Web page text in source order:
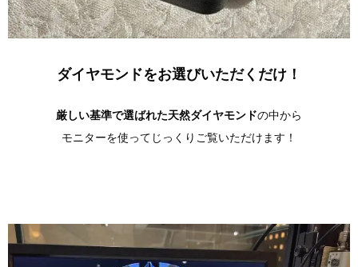
ダイヤモンドをお選びいただくだけ！
厳しい基準で選ばれた天然ダイヤモンドの中から
モニターを使ってじっくりご覧いただけます！